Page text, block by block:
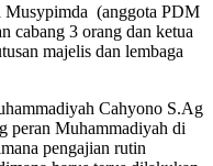
Musypimda (anggota PDM
cabang 3 orang dan ketua
majelis dan lembaga
Cahyono S.Ag
peran Muhammadiyah di
pengajian rutin